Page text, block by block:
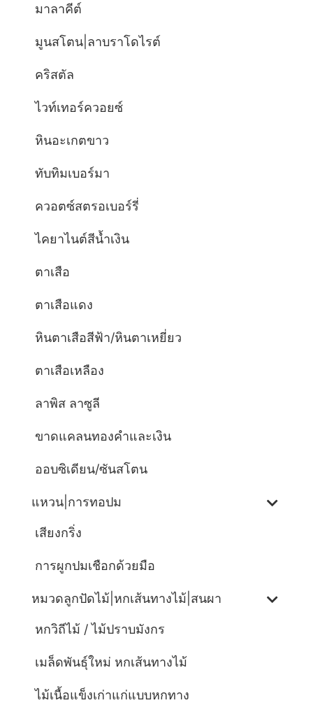
มาลาคีต์
มูนสโตน|ลาบราโดไรต์
คริสตัล
ไวท์เทอร์ควอยซ์
หินอะเกตขาว
ทับทิมเบอร์มา
ควอตซ์สตรอเบอร์รี่
ไคยาไนต์สีน้ำเงิน
ตาเสือ
ตาเสือแดง
หินตาเสือสีฟ้า/หินตาเหยี่ยว
ตาเสือเหลือง
ลาพิส ลาซูลี
ขาดแคลนทองคำและเงิน
ออบซิเดียน/ซันสโตน
แหวน|การทอปม
เสียงกริ่ง
การผูกปมเชือกด้วยมือ
หมวดลูกปัดไม้|หกเส้นทางไม้|สนผา
หกวิถีไม้ / ไม้ปราบมังกร
เมล็ดพันธุ์ใหม่ หกเส้นทางไม้
ไม้เนื้อแข็งเก่าแก่แบบหกทาง